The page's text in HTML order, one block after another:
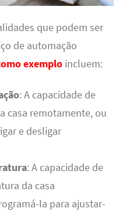
que podem ser
de automação
exemploincluem:
: A capacidade de
casa remotamente, ou
e desligar
: A capacidade de
da casa
la para ajustar-